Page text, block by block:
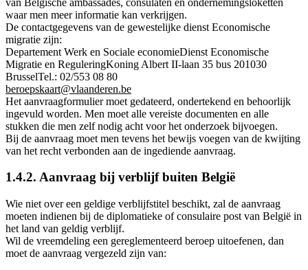
waar men meer informatie kan verkrijgen.
De contactgegevens van de gewestelijke dienst Economische
migratie zijn:
Departement Werk en Sociale economieDienst Economische
Migratie en ReguleringKoning Albert II-laan 35 bus 201030
BrusselTel.: 02/553 08 80
beroepskaart@vlaanderen.be
Het aanvraagformulier moet gedateerd, ondertekend en behoorlijk
ingevuld worden. Men moet alle vereiste documenten en alle
stukken die men zelf nodig acht voor het onderzoek bijvoegen.
Bij de aanvraag moet men tevens het bewijs voegen van de kwijting
van het recht verbonden aan de ingediende aanvraag.
1.4.2. Aanvraag bij verblijf buiten België
Wie niet over een geldige verblijfstitel beschikt, zal de aanvraag
moeten indienen bij de diplomatieke of consulaire post van België in
het land van geldig verblijf.
Wil de vreemdeling een gereglementeerd beroep uitoefenen, dan
moet de aanvraag vergezeld zijn van: